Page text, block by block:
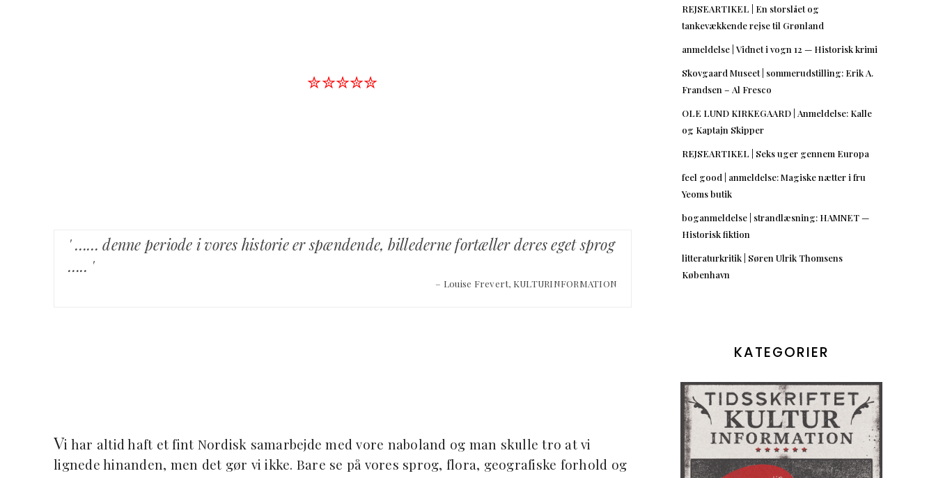
✮✮✮✮✮
' …… denne periode i vores historie er spændende, billederne fortæller deres eget sprog
….. '
– Louise Frevert, KULTURINFORMATION
Vi har altid haft et fint Nordisk samarbejde med vore naboland og man skulle tro at vi
lignede hinanden, men det gør vi ikke. Bare se på vores sprog, flora, geografiske forhold og
REJSEARTIKEL | En storslået og
tankevækkende rejse til Grønland
anmeldelse | Vidnet i vogn 12 — Historisk krimi
Skovgaard Museet | sommerudstilling: Erik A.
Frandsen – Al Fresco
OLE LUND KIRKEGAARD | Anmeldelse: Kalle
og Kaptajn Skipper
REJSEARTIKEL | Seks uger gennem Europa
feel good | anmeldelse: Magiske nætter i fru
Yeoms butik
boganmeldelse | strandlæsning: HAMNET —
Historisk fiktion
litteraturkritik | Søren Ulrik Thomsens
København
KATEGORIER